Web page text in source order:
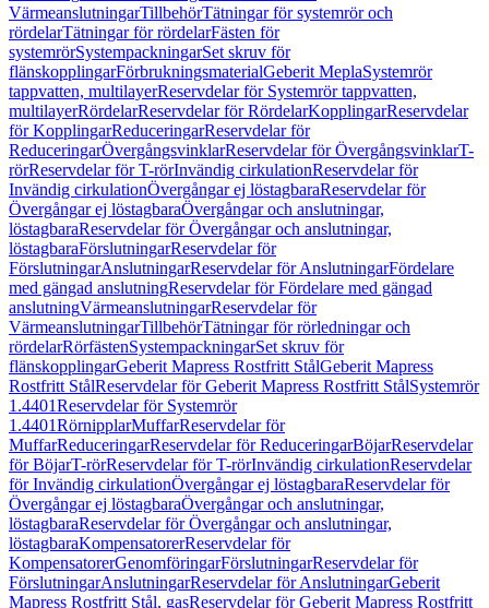
VärmeanslutningarTillbehörTätningar för systemrör och
rördelarTätningar för rördelarFästen för
systemrörSystempackningarSet skruv för
flänskopplingarFörbrukningsmaterialGeberit MeplaSystemrör
tappvatten, multilayerReservdelar för Systemrör tappvatten,
multilayerRördelarReservdelar för RördelarKopplingarReservdelar
för KopplingarReduceringarReservdelar för
ReduceringarÖvergångsvinklarReservdelar för ÖvergångsvinklarT-
rörReservdelar för T-rörInvändig cirkulationReservdelar för
Invändig cirkulationÖvergångar ej löstagbaraReservdelar för
Övergångar ej löstagbaraÖvergångar och anslutningar,
löstagbaraReservdelar för Övergångar och anslutningar,
löstagbaraFörslutningarReservdelar för
FörslutningarAnslutningarReservdelar för AnslutningarFördelare
med gängad anslutningReservdelar för Fördelare med gängad
anslutningVärmeanslutningarReservdelar för
VärmeanslutningarTillbehörTätningar för rörledningar och
rördelarRörfästenSystempackningarSet skruv för
flänskopplingarGeberit Mapress Rostfritt StålGeberit Mapress
Rostfritt StålReservdelar för Geberit Mapress Rostfritt StålSystemrör
1.4401Reservdelar för Systemrör
1.4401RörnipplarMuffarReservdelar för
MuffarReduceringarReservdelar för ReduceringarBöjarReservdelar
för BöjarT-rörReservdelar för T-rörInvändig cirkulationReservdelar
för Invändig cirkulationÖvergångar ej löstagbaraReservdelar för
Övergångar ej löstagbaraÖvergångar och anslutningar,
löstagbaraReservdelar för Övergångar och anslutningar,
löstagbaraKompensatorerReservdelar för
KompensatorerGenomföringarFörslutningarReservdelar för
FörslutningarAnslutningarReservdelar för AnslutningarGeberit
Mapress Rostfritt Stål, gasReservdelar för Geberit Mapress Rostfritt